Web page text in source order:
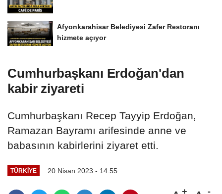
Afyonkarahisar Belediyesi Zafer Restoranı
hizmete açıyor
Cumhurbaşkanı Erdoğan'dan
kabir ziyareti
Cumhurbaşkanı Recep Tayyip Erdoğan,
Ramazan Bayramı arifesinde anne ve
babasının kabirlerini ziyaret etti.
TÜRKIYE 20 Nisan 2023 - 14:55